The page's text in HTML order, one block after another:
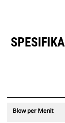
Blow per Menit